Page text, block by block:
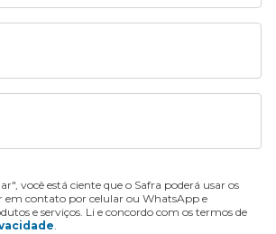
você está ciente que o Safra poderá usar os
em contato por celular ou WhatsApp e
e serviços. Li e concordo com os termos de
.